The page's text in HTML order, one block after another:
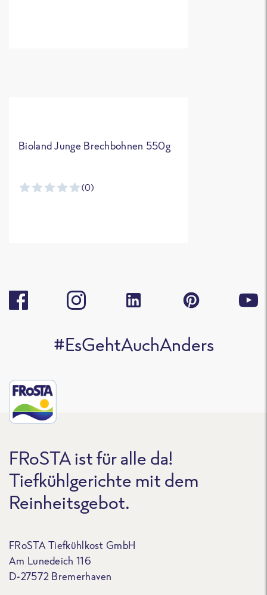
Bioland Junge Brechbohnen 550g
(0)
#EsGehtAuchAnders
FRoSTA ist für alle da!
Tiefkühlgerichte mit dem
Reinheitsgebot.
FRoSTA Tiefkühlkost GmbH
Am Lunedeich 116
D-27572 Bremerhaven